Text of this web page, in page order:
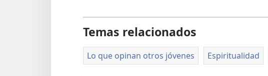
Temas relacionados
Lo que opinan otros jóvenes Espiritualidad